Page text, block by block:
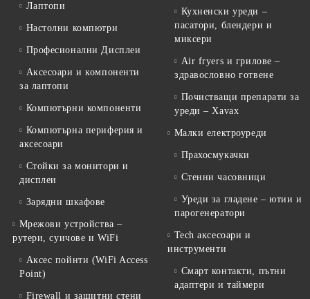
Лаптопи
Настолни компютри
Професионални Дисплеи
Аксесоари и компоненти
за лаптопи
Компютърни компоненти
Компютърна периферия и
аксесоари
Стойки за монитори и
дисплеи
Зарядни шкафове
Мрежови устройства –
рутери, суичове и WiFi
Аксес пойнти (WiFi Access
Point)
Firewall и защитни стени
Кухненски уреди –
пасатори, блендери и
миксери
Air fryers и грилове –
здравословно готвене
Почистващи препарати за
уреди – Xavax
Малки електроуреди
Прахосмукачки
Стенни часовници
Уреди за гладене – ютии и
парогенератори
Tech аксесоари и
инструменти
Смарт контакти, пътни
адаптери и таймери